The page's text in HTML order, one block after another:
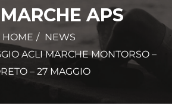
APS
HOME
NEWS
ACLI MARCHE MONTORSO –
– 27 MAGGIO